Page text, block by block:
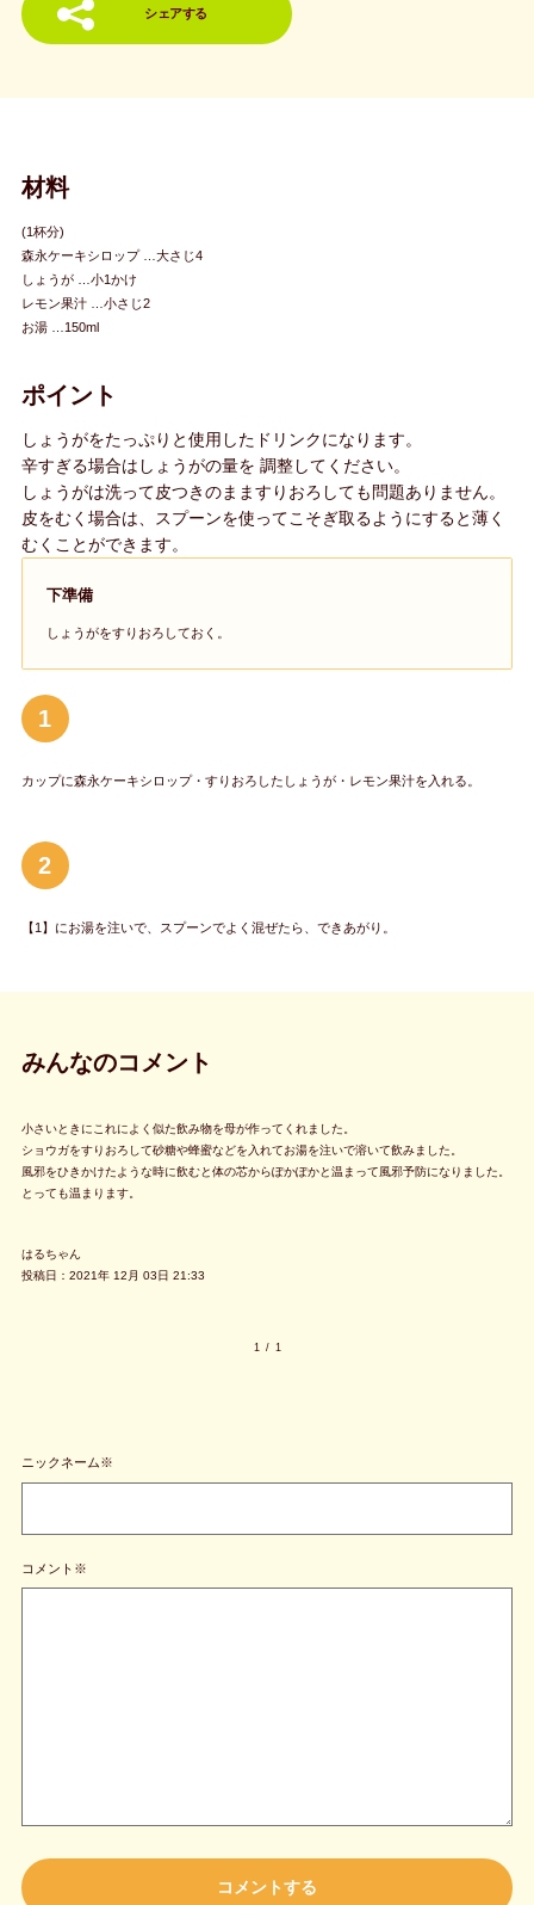
シェアする
材料
(1杯分)
森永ケーキシロップ …大さじ4
しょうが …小1かけ
レモン果汁 …小さじ2
お湯 …150ml
ポイント
しょうがをたっぷりと使用したドリンクになります。
辛すぎる場合はしょうがの量を 調整してください。
しょうがは洗って皮つきのまますりおろしても問題ありません。
皮をむく場合は、スプーンを使ってこそぎ取るようにすると薄く
むくことができます。
下準備
しょうがをすりおろしておく。
1
カップに森永ケーキシロップ・すりおろしたしょうが・レモン果汁を入れる。
2
【1】にお湯を注いで、スプーンでよく混ぜたら、できあがり。
みんなのコメント
小さいときにこれによく似た飲み物を母が作ってくれました。
ショウガをすりおろして砂糖や蜂蜜などを入れてお湯を注いで溶いて飲みました。
風邪をひきかけたような時に飲むと体の芯からぽかぽかと温まって風邪予防になりました。
とっても温まります。
はるちゃん
投稿日：2021年 12月 03日 21:33
1 / 1
ニックネーム※
コメント※